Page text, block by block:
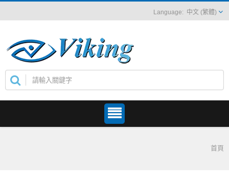
中文 (繁體)
首頁